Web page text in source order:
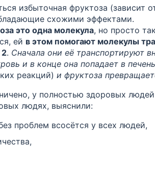
избыточная фруктоза (зависит
схожими эффектами.
это одна молекула, но просто
ей в этом помогают молекулы
2. Сначала они её транспортируют
и в конце она попадает в
реакций) и фруктоза
у полностью здоровых
людях, выяснили:
проблем всосётся у всех людей,